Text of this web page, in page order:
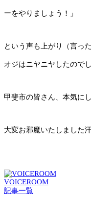
ーをやりましょう！」
という声も上がり（言っ
オジはニヤニヤしたのでし
甲斐市の皆さん、本気に
大変お邪魔いたしました
VOICEROOM
記事一覧